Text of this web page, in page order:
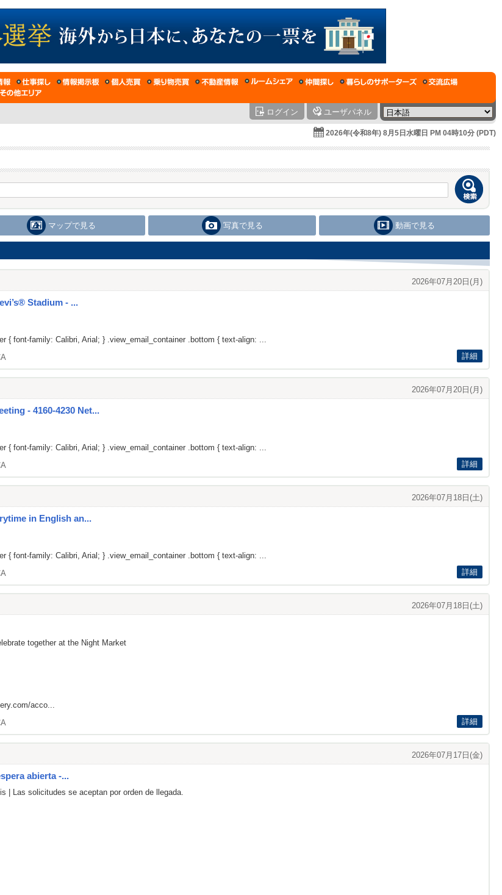
ログイン ユーザパネル
2026年(令和8年) 8月5日水曜日 PM 04時10分 (PDT)
マップで見る 写真で見る 動画で見る
2026年07月20日(月)
Stadium - ...
{ font-family: Calibri, Arial; } .view_email_container .bottom { text-align: ...
詳細
2026年07月20日(月)
- 4160-4230 Net...
{ font-family: Calibri, Arial; } .view_email_container .bottom { text-align: ...
詳細
2026年07月18日(土)
in English an...
{ font-family: Calibri, Arial; } .view_email_container .bottom { text-align: ...
詳細
2026年07月18日(土)
together at the Night Market
acco...
詳細
2026年07月17日(金)
abierta -...
| Las solicitudes se aceptan por orden de llegada.